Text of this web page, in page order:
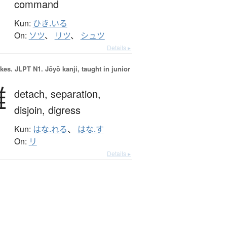
command
Kun: ひき.いる
On: ソツ、 リツ、 シュツ
Details ▸
JLPT N1. Jōyō kanji, taught in junior
detach, separation,
disjoin, digress
Kun: はな.れる、 はな.す
On: リ
Details ▸